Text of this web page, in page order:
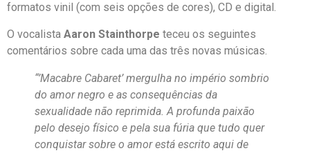
formatos vinil (com seis opções de cores), CD e digital.
O vocalista Aaron Stainthorpe teceu os seguintes
comentários sobre cada uma das três novas músicas.
“’Macabre Cabaret’ mergulha no império sombrio
do amor negro e as consequências da
sexualidade não reprimida. A profunda paixão
pelo desejo físico e pela sua fúria que tudo quer
conquistar sobre o amor está escrito aqui de